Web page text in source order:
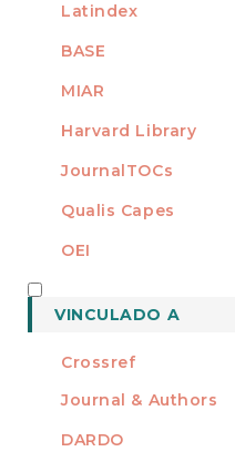
Latindex
BASE
MIAR
Harvard Library
JournalTOCs
Qualis Capes
OEI
VINCULADO A
Crossref
Journal & Authors
DARDO